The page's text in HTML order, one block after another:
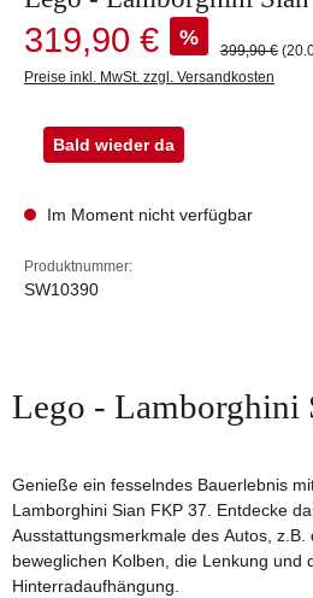
Verkaufspreis:
319,90 € % Regulärer
399,90 €
Preise inkl. MwSt. zzgl. Versandkosten
Bald wieder da
Im Moment nicht verfügbar
Produktnummer:
SW10390
Lego - Lamborghini
Genieße ein fesselndes Bauerlebnis
Lamborghini Sian FKP 37. Entdecke
Ausstattungsmerkmale des Autos,
beweglichen Kolben, die Lenkung und
Hinterradaufhängung.